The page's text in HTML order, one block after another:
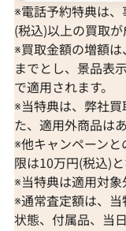
※電話予約特典は
(税込)以上の買取が
※買取金額の増額
までとし、景品表
で適用されます。
※当特典は、弊社
た、適用外商品は
※他キャンペーン
限は10万円(税込)と
※当特典は適用対象
※通常査定額は、当
状態、付属品、当